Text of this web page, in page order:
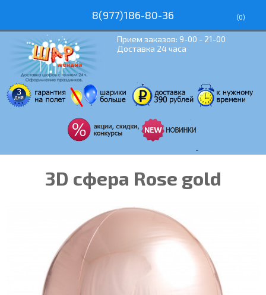
8(977)186-80-36 (0)
Прием заказов: 9-00 - 21-00
Доставка 24 часа
3D сфера Rose gold